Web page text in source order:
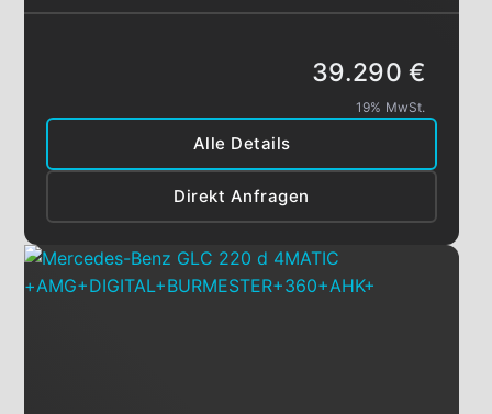
Alle Details
Direkt Anfragen
39.290 €
19% MwSt.